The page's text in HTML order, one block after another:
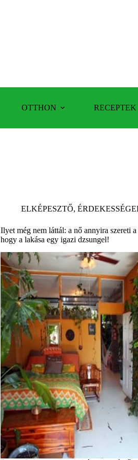
OTTHON RECEPTEK
ELKÉPESZTŐ,
Ilyet még nem láttál: a nő annyira szereti
hogy a lakása egy igazi dzsungel!